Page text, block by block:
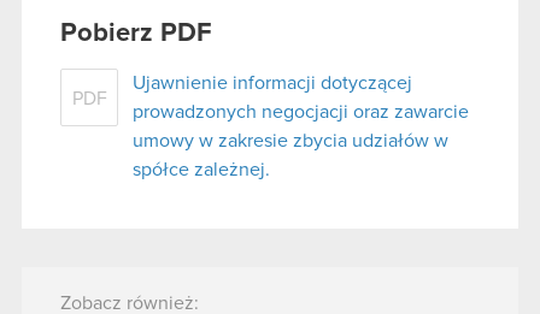
Pobierz PDF
PDF
Ujawnienie informacji dotyczącej
prowadzonych negocjacji oraz zawarcie
umowy w zakresie zbycia udziałów w
spółce zależnej.
Zobacz również: